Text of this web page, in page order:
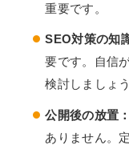
重要です。
SEO対策の知
要です。自信
検討しましょう
公開後の放置：
ありません。